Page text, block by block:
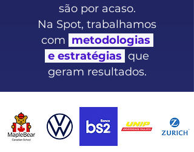
são por acaso.
Na Spot, trabalhamos
com metodologias
e estratégias que
geram resultados.